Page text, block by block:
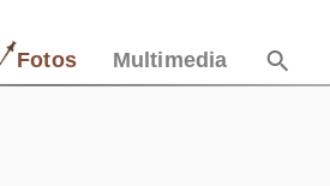
Fotos Multimedia